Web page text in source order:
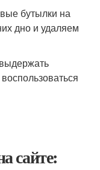
бутылки на
дно и удаляем
сайте: